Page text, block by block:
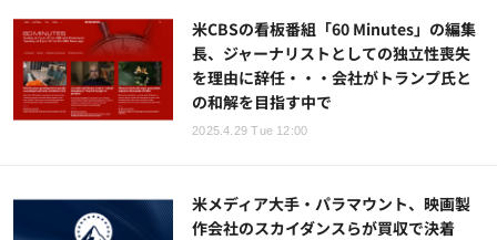
米CBSの看板番組「60 Minutes」の編集
長、ジャーナリストとしての独立性喪失
を理由に辞任・・・会社がトランプ氏と
の和解を目指す中で
2025.4.29 Tue 12:00
米メディア大手・パラマウント、映画製
作会社のスカイダンスらが買収で決着